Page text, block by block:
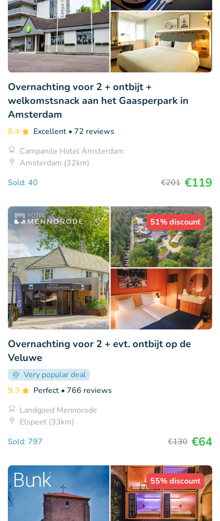
Overnachting voor 2 + ontbijt +
welkomstsnack aan het Gaasperpark in
Amsterdam
8.4 Excellent • 72 reviews
Campanile Hotel Amsterdam
Amsterdam (32km)
Sold: 40
€201 €119
51% discount
Overnachting voor 2 + evt. ontbijt op de
Veluwe
Very popular deal
9.3
Perfect • 766 reviews
Landgoed Mennorode
Elspeet (33km)
Sold: 797
€130 €64
55% discount